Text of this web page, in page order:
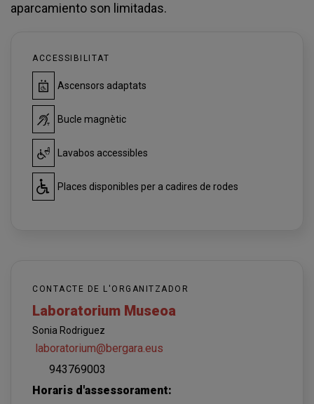
aparcamiento son limitadas.
ACCESSIBILITAT
Ascensors adaptats
Bucle magnètic
Lavabos accessibles
Places disponibles per a cadires de rodes
CONTACTE DE L'ORGANITZADOR
Laboratorium Museoa
Sonia Rodriguez
laboratorium@bergara.eus
943769003
Horaris d'assessorament: